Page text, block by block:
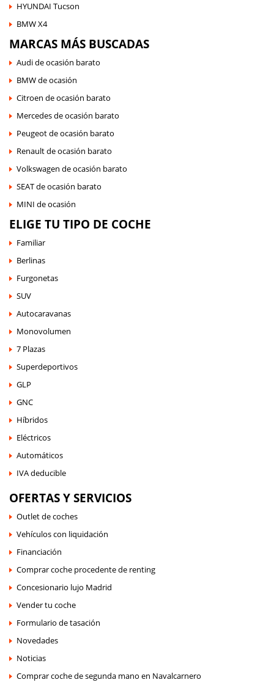
HYUNDAI Tucson
BMW X4
MARCAS MÁS BUSCADAS
Audi de ocasión barato
BMW de ocasión
Citroen de ocasión barato
Mercedes de ocasión barato
Peugeot de ocasión barato
Renault de ocasión barato
Volkswagen de ocasión barato
SEAT de ocasión barato
MINI de ocasión
ELIGE TU TIPO DE COCHE
Familiar
Berlinas
Furgonetas
SUV
Autocaravanas
Monovolumen
7 Plazas
Superdeportivos
GLP
GNC
Híbridos
Eléctricos
Automáticos
IVA deducible
OFERTAS Y SERVICIOS
Outlet de coches
Vehículos con liquidación
Financiación
Comprar coche procedente de renting
Concesionario lujo Madrid
Vender tu coche
Formulario de tasación
Novedades
Noticias
Comprar coche de segunda mano en Navalcarnero